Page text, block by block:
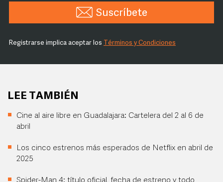
Suscríbete
Registrarse implica aceptar los Términos y Condiciones
LEE TAMBIÉN
Cine al aire libre en Guadalajara: Cartelera del 2 al 6 de
abril
Los cinco estrenos más esperados de Netflix en abril de
2025